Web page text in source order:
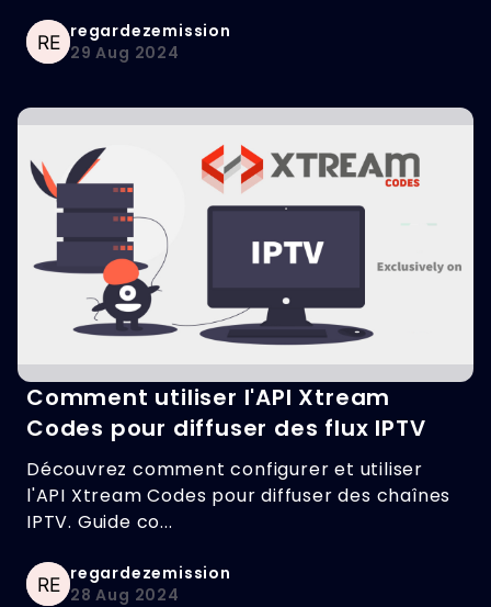
regardezemission
29 Aug 2024
Comment utiliser l'API Xtream
Codes pour diffuser des flux IPTV
Découvrez comment configurer et utiliser
l'API Xtream Codes pour diffuser des chaînes
IPTV. Guide co...
regardezemission
28 Aug 2024